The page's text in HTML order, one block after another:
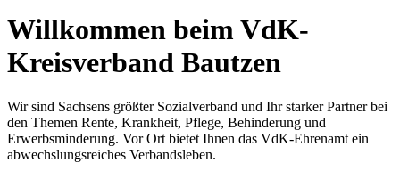
Willkommen beim VdK-
Kreisverband Bautzen
Wir sind Sachsens größter Sozialverband und Ihr starker Partner bei
den Themen Rente, Krankheit, Pflege, Behinderung und
Erwerbsminderung. Vor Ort bietet Ihnen das VdK-Ehrenamt ein
abwechslungsreiches Verbandsleben.